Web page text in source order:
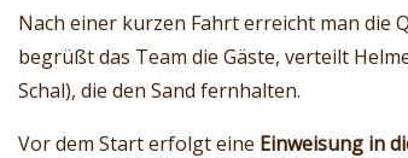
Nach einer kurzen Fahrt erreicht man die
begrüßt das Team die Gäste, verteilt
Schal), die den Sand fernhalten.
Vor dem Start erfolgt eine Einweisung in